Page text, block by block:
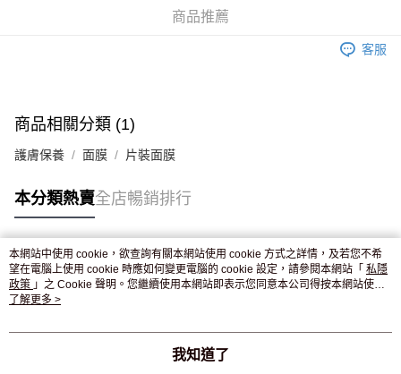
商品推薦
客服
商品相關分類 (1)
護膚保養 面膜 片裝面膜
本分類熱賣全店暢銷排行
熱門標籤
熱銷排行
本網站中使用 cookie，欲查詢有關本網站使用 cookie 方式之詳情，及若您不希
望在電腦上使用 cookie 時應如何變更電腦的 cookie 設定，請參閱本網站「 私隱
政策 」之 Cookie 聲明。您繼續使用本網站即表示您同意本公司得按本網站使用
條款之 Cookie 聲明使用 cookie。
了解更多 >
我知道了